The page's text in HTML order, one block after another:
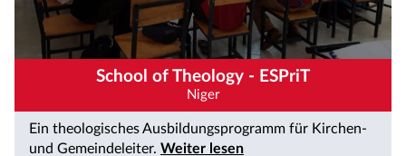
School of Theology - ESPriT
Niger
Ein theologisches Ausbildungsprogramm für Kirchen-
und Gemeindeleiter. Weiter lesen